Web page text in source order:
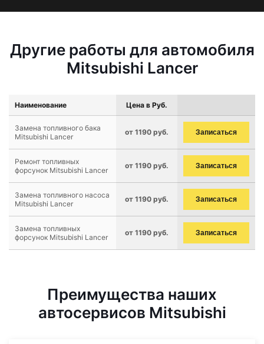
Другие работы для автомобиля
Mitsubishi Lancer
Наименование Цена в Руб.
Замена топливного бака
Mitsubishi Lancer
от 1190 руб. Записаться
Ремонт топливных
форсунок Mitsubishi Lancer
от 1190 руб. Записаться
Замена топливного насоса
Mitsubishi Lancer
от 1190 руб. Записаться
Замена топливных
форсунок Mitsubishi Lancer
от 1190 руб. Записаться
Преимущества наших
автосервисов Mitsubishi